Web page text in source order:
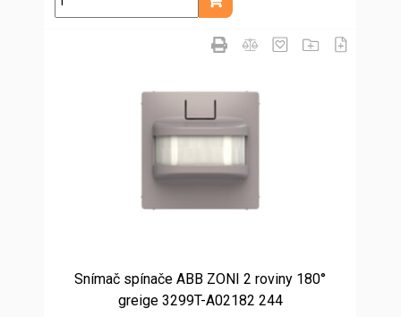
Přidat do košíku
Snímač spínače ABB ZONI 2 roviny 180°
greige 3299T-A02182 244